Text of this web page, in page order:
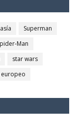
Superman
Man
star wars
europeo